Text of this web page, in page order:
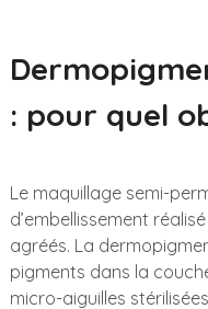
: pour quel
Le maquillage semi-
d’embellissement
agréés. La
pigments dans la
micro-aiguilles